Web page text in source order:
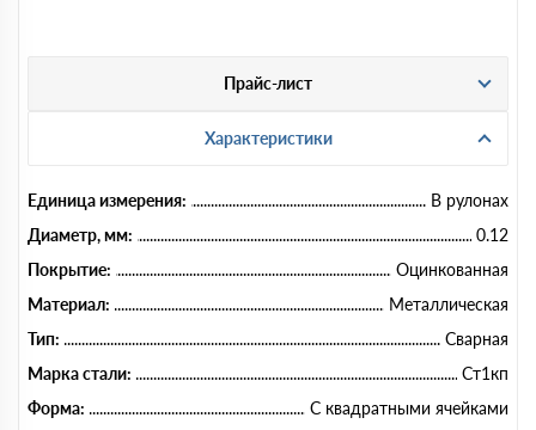
Прайс-лист
Характеристики
Единица измерения:
В рулонах
Диаметр, мм:
0.12
Покрытие:
Оцинкованная
Материал:
Металлическая
Тип:
Сварная
Марка стали:
Ст1кп
Форма:
С квадратными ячейками